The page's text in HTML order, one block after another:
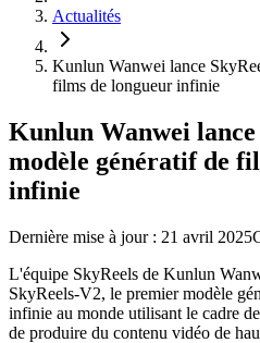
Actualités
Kunlun Wanwei lance
films de longueur infinie
Kunlun Wanwei lance
modèle génératif de
infinie
Dernière mise à jour : 21 avril 2025
L'équipe SkyReels de Kunlun
SkyReels-V2, le premier modèle
infinie au monde utilisant le cadre
de produire du contenu vidéo de